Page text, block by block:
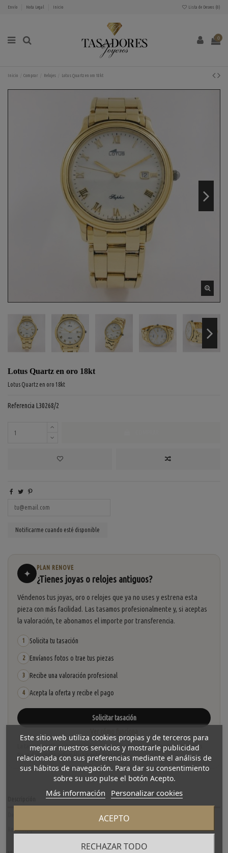
Envío Nota Legal Inicio Lista de Deseos (0)
0
Inicio Comprar Relojes Lotus Quartz en oro 18kt
Lotus Quartz en oro 18kt
Lotus Quartz en oro 18kt
Referencia L30268/2
✦
PLAN RENOVE
¿Tienes joyas o relojes antiguos?
Véndenos tus joyas, oro o relojes que ya no uses y estrena esta
pieza con más facilidad. Las tasamos profesionalmente y, si aceptas
la valoración, te abonamos el importe por transferencia.
1 Solicita tu tasación
2 Envíanos fotos o trae tus piezas
3 Recibe una valoración profesional
4 Acepta la oferta y recibe el pago
Solicitar tasación
La tasación está sujeta a revisión y aceptación tras recibir y verificar las piezas.
No se descuenta automáticamente del carrito.
Reviews(0)
Este sitio web utiliza cookies propias y de terceros para
mejorar nuestros servicios y mostrarle publicidad
relacionada con sus preferencias mediante el análisis de
sus hábitos de navegación. Para dar su consentimiento
sobre su uso pulse el botón Acepto.
Más información Personalizar cookies
RECHAZAR TODO
ACEPTO